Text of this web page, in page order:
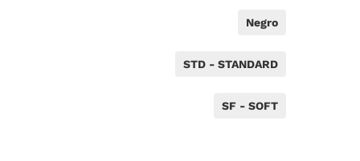
Negro
STD - STANDARD
SF - SOFT